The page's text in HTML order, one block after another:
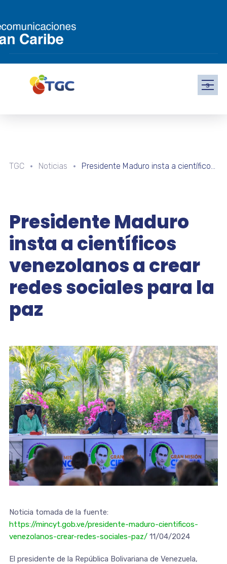
s
TGC Noticias Presidente Maduro insta a científicos venezolanos a crear redes sociales para la paz
Presidente Maduro
insta a científicos
venezolanos a crear
redes sociales para la
paz
Noticia tomada de la fuente:
https://mincyt.gob.ve/presidente-maduro-cientificos-
venezolanos-crear-redes-sociales-paz/11/04/2024
El presidente de la República Bolivariana de Venezuela,